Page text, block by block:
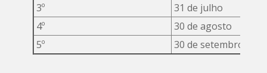
3º
31 de julho
4º
30 de agosto
5º
30 de setembro